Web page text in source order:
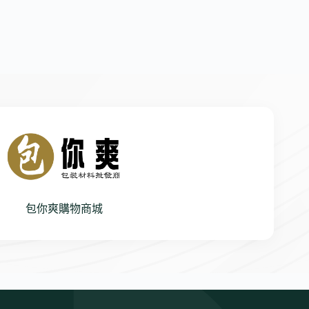
包你爽購物商城